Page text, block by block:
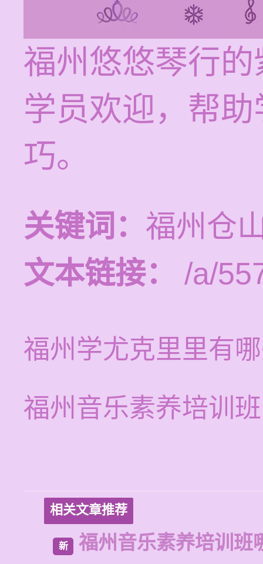
福州悠悠琴行
学员欢迎，帮
巧。
关键词： 福州仓
文本链接：
/a/
福州学尤克里里有
福州音乐素养培训
相关文章推荐
新 福州音乐素养培训班